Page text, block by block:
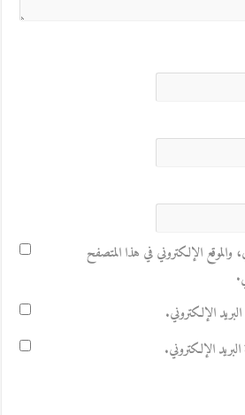
الإلكتروني في هذا المتصفح
الإلكتروني.
الإلكتروني.